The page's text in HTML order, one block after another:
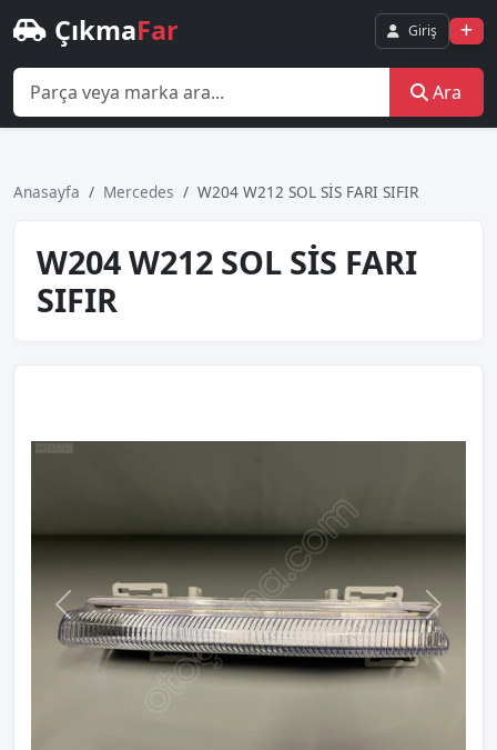
ÇıkmaFar Giriş
Ara
Anasayfa Mercedes W204 W212 SOL SİS FARI SIFIR
W204 W212 SOL SİS FARI
SIFIR